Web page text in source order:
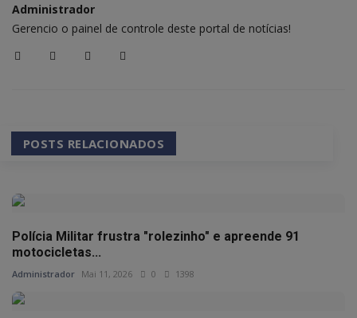
Administrador
Gerencio o painel de controle deste portal de notícias!
POSTS RELACIONADOS
Polícia Militar frustra "rolezinho" e apreende 91
motocicletas...
Administrador Mai 11, 2026 0 1398